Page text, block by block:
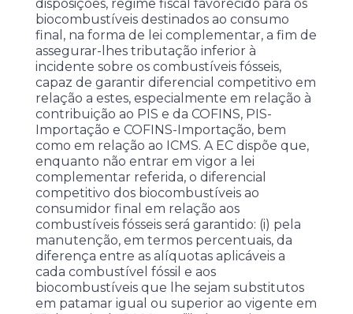
disposições, regime fiscal favorecido para os
biocombustíveis destinados ao consumo
final, na forma de lei complementar, a fim de
assegurar-lhes tributação inferior à
incidente sobre os combustíveis fósseis,
capaz de garantir diferencial competitivo em
relação a estes, especialmente em relação à
contribuição ao PIS e da COFINS, PIS-
Importação e COFINS-Importação, bem
como em relação ao ICMS. A EC dispõe que,
enquanto não entrar em vigor a lei
complementar referida, o diferencial
competitivo dos biocombustíveis ao
consumidor final em relação aos
combustíveis fósseis será garantido: (i) pela
manutenção, em termos percentuais, da
diferença entre as alíquotas aplicáveis a
cada combustível fóssil e aos
biocombustíveis que lhe sejam substitutos
em patamar igual ou superior ao vigente em